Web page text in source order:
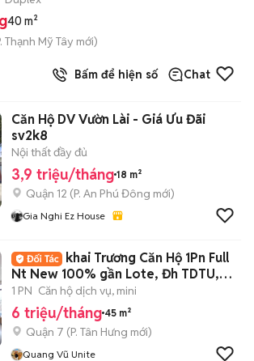
40 m²
Thạnh Mỹ Tây mới)
Bấm để hiện số Chat
Căn Hộ DV Vườn Lài - Giá Ưu Đãi
sv2k8
Nội thất đầy đủ
3,9 triệu/tháng 18 m²
Quận 12 (P. An Phú Đông mới)
Gia Nghi Ez House
khai Trương Căn Hộ 1Pn Full
Nt New 100% gần Lote, Đh TDTU,
Rmit, UFM
1 PN Căn hộ dịch vụ, mini
6 triệu/tháng 45 m²
Quận 7 (P. Tân Hưng mới)
Quang Vũ Unite